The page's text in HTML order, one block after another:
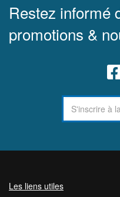
Restez informé
promotions &
Les liens utiles